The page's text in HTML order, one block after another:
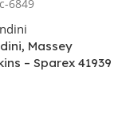
6849
Massey
– Sparex 41939